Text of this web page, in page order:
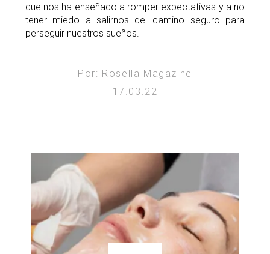
que nos ha enseñado a romper expectativas y a no
tener miedo a salirnos del camino seguro para
perseguir nuestros sueños.
Por: Rosella Magazine
17.03.22